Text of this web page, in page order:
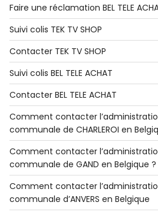
Faire une réclamation BEL TELE
Suivi colis TEK TV SHOP
Contacter TEK TV SHOP
Suivi colis BEL TELE ACHAT
Contacter BEL TELE ACHAT
Comment contacter
communale de CHARLEROI en
Comment contacter
communale de GAND en Belgique ?
Comment contacter
communale d’ANVERS en Belgique